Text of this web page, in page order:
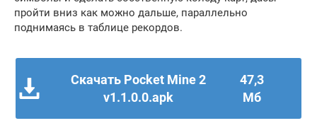
пройти вниз как можно дальше, параллельно
поднимаясь в таблице рекордов.
Скачать Pocket Mine 2
v1.1.0.0.apk
47,3
Мб